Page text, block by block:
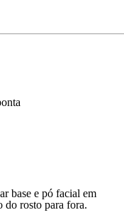
base e pó facial em
do rosto para fora.